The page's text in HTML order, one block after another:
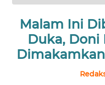
Malam Ini
Duka, Doni
NASIONAL
DAERAH